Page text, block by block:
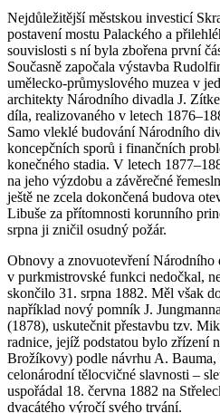
Nejdůležitější městskou investicí
postavení mostu Palackého a
souvislosti s ní byla zbořena první
Současně započala výstavba
umělecko-průmyslového muzea v
architekty Národního divadla J.
díla, realizovaného v letech
Samo vleklé budování Národního
koncepčních sporů i finančních
konečného stadia. V letech
na jeho výzdobu a závěrečné
ještě ne zcela dokončená budova
Libuše za přítomnosti korunního
srpna ji zničil osudný požár.
Obnovy a znovuotevření Národního
v purkmistrovské funkci nedočkal,
skončilo 31. srpna 1882. Měl však
například nový pomník J.
(1878), uskutečnit přestavbu tzv.
radnice, jejíž podstatou bylo zřízení
Brožíkovy) podle návrhu A.
celonárodní tělocvičné slavnosti –
uspořádal 18. června 1882 na
dvacátého výročí svého trvání.